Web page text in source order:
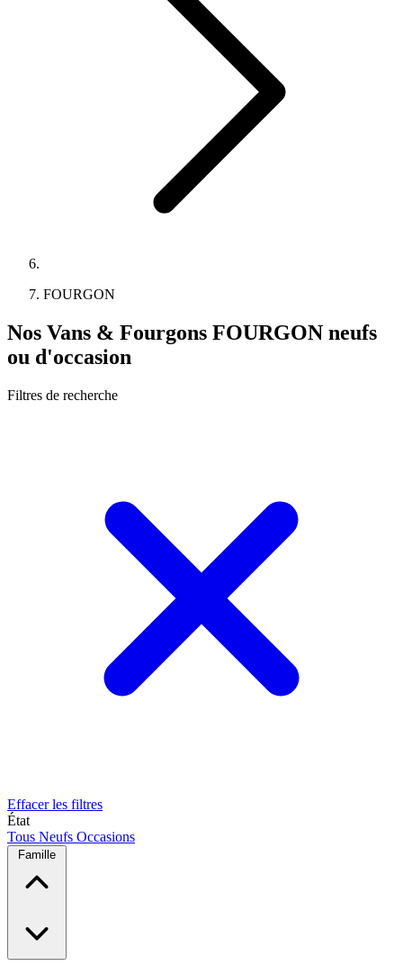
FOURGON
Nos Vans & Fourgons FOURGON neufs
ou d'occasion
Filtres de recherche
Effacer les filtres
État
Tous Neufs Occasions
Famille